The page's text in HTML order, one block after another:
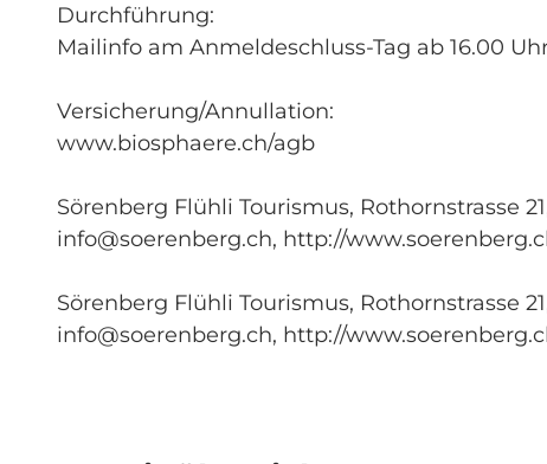
Durchführung:
Mailinfo am Anmeldeschluss-Tag ab 16.00
Versicherung/Annullation:
www.biosphaere.ch/agb
Sörenberg Flühli Tourismus, Rothornstrasse
info@soerenberg.ch, http://
Sörenberg Flühli Tourismus, Rothornstrasse
info@soerenberg.ch, http://